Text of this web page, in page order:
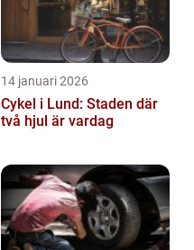
14 januari 2026
Cykel i Lund: Staden där
två hjul är vardag